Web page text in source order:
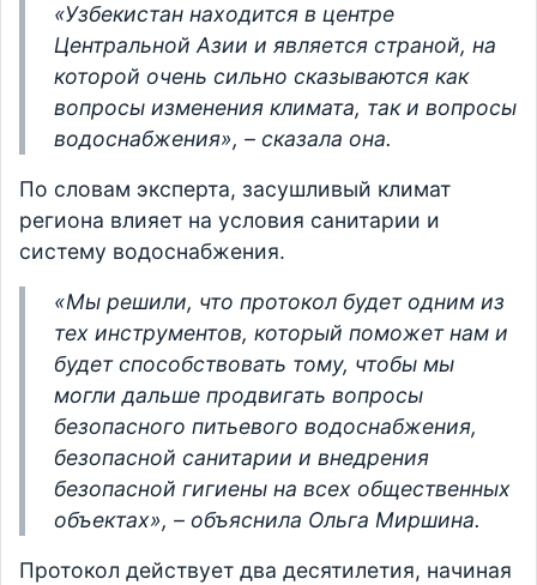
«Узбекистан находится в центре
Центральной Азии и является страной, на
которой очень сильно сказываются как
вопросы изменения климата, так и вопросы
водоснабжения», – сказала она.
По словам эксперта, засушливый климат
региона влияет на условия санитарии и
систему водоснабжения.
«Мы решили, что протокол будет одним из
тех инструментов, который поможет нам и
будет способствовать тому, чтобы мы
могли дальше продвигать вопросы
безопасного питьевого водоснабжения,
безопасной санитарии и внедрения
безопасной гигиены на всех общественных
объектах», – объяснила Ольга Миршина.
Протокол действует два десятилетия, начиная